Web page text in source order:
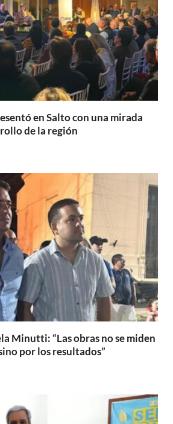
en Salto con una mirada
de la región
Minutti: “Las obras no se miden
por los resultados”